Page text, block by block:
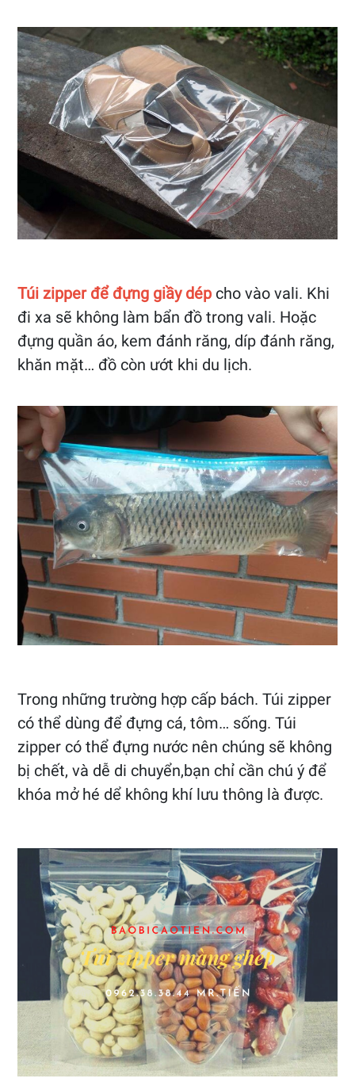
Túi zipper để đựng giầy dép cho vào vali. Khi
đi xa sẽ không làm bẩn đồ trong vali. Hoặc
đựng quần áo, kem đánh răng, díp đánh răng,
khăn mặt… đồ còn ướt khi du lịch.
Trong những trường hợp cấp bách. Túi zipper
có thể dùng để đựng cá, tôm… sống. Túi
zipper có thể đựng nước nên chúng sẽ không
bị chết, và dễ di chuyển,bạn chỉ cần chú ý để
khóa mở hé dể không khí lưu thông là được.